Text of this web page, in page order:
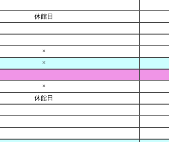
休館日
×
×
×
休館日